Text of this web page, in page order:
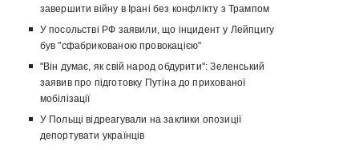
завершити війну в Ірані без конфлікту з Трампом
У посольстві РФ заявили, що інцидент у Лейпцигу
був "сфабрикованою провокацією"
"Він думає, як свій народ обдурити": Зеленський
заявив про підготовку Путіна до прихованої
мобілізації
У Польщі відреагували на заклики опозиції
депортувати українців